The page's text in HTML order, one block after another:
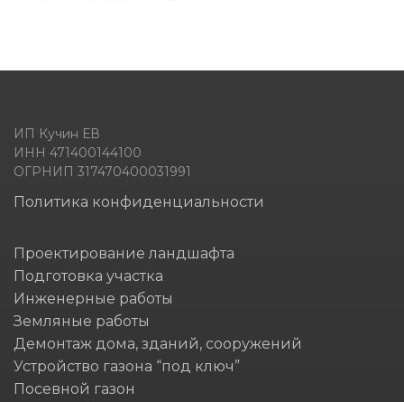
ИП Кучин ЕВ
ИНН 471400144100
ОГРНИП 317470400031991
Политика конфиденциальности
Проектирование ландшафта
Подготовка участка
Инженерные работы
Земляные работы
Демонтаж дома, зданий, сооружений
Устройство газона “под ключ”
Посевной газон